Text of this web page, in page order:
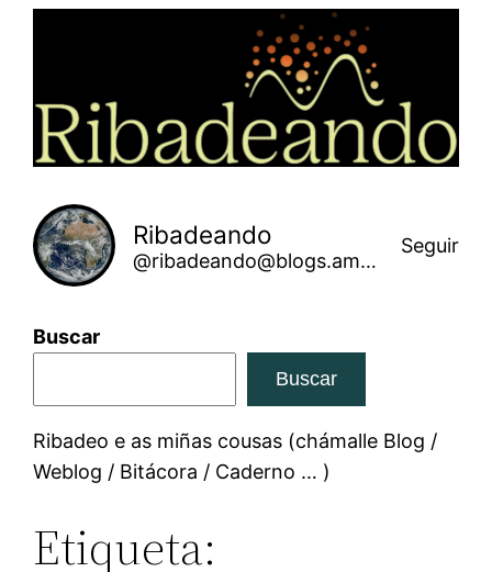
Ribadeando
@ribadeando@blogs.amarinha.gal
Seguir
Buscar
Buscar
Ribadeo e as miñas cousas (chámalle Blog /
Weblog / Bitácora / Caderno … )
Etiqueta: